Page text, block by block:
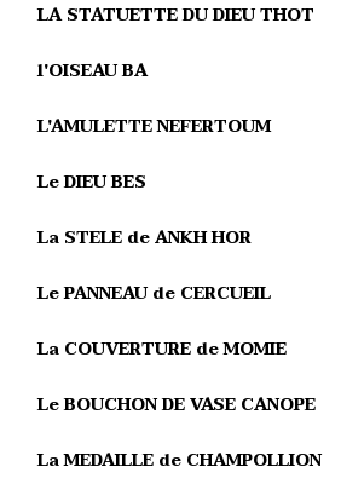
LA STATUETTE DU DIEU THOT
l'OISEAU BA
L'AMULETTE NEFERTOUM
Le DIEU BES
La STELE de ANKH HOR
Le PANNEAU de CERCUEIL
La COUVERTURE de MOMIE
Le BOUCHON DE VASE CANOPE
La MEDAILLE de CHAMPOLLION